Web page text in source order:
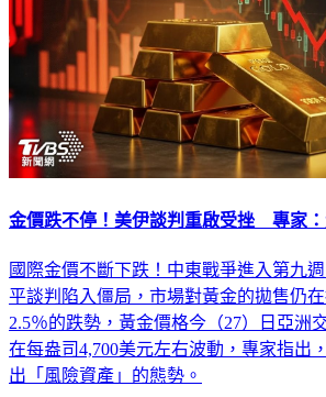
金價跌不停！美伊談判重啟受挫 專家：
國際金價不斷下跌！中東戰爭進入第九
平談判陷入僵局，市場對黃金的拋售仍
2.5％的跌勢，黃金價格今（27）日亞洲
在每盎司4,700美元左右波動，專家指出
出「風險資產」的態勢。